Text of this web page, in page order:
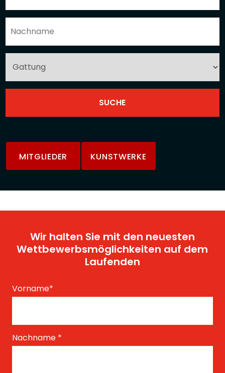
MITGLIEDER KUNSTWERKE
Wir halten Sie mit den neuesten
Wettbewerbsmöglichkeiten auf dem
Laufenden
Vorname*
Nachname *